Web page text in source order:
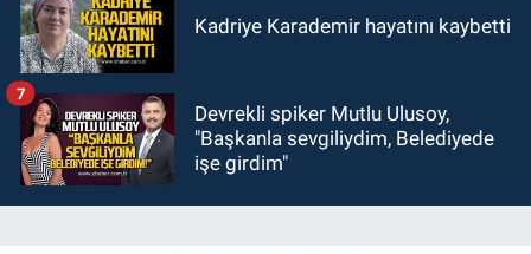
Kadriye Karademir hayatını kaybetti
Devrekli spiker Mutlu Ulusoy,
"Başkanla sevgiliydim, Belediyede
işe girdim"
7